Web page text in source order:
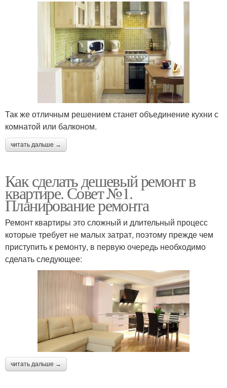
Так же отличным решением станет объединение кухни с
комнатой или балконом.
читать дальше →
Как сделать дешевый ремонт в
квартире. Совет №1.
Планирование ремонта
Ремонт квартиры это сложный и длительный процесс
которые требует не малых затрат, поэтому прежде чем
приступить к ремонту, в первую очередь необходимо
сделать следующее:
читать дальше →